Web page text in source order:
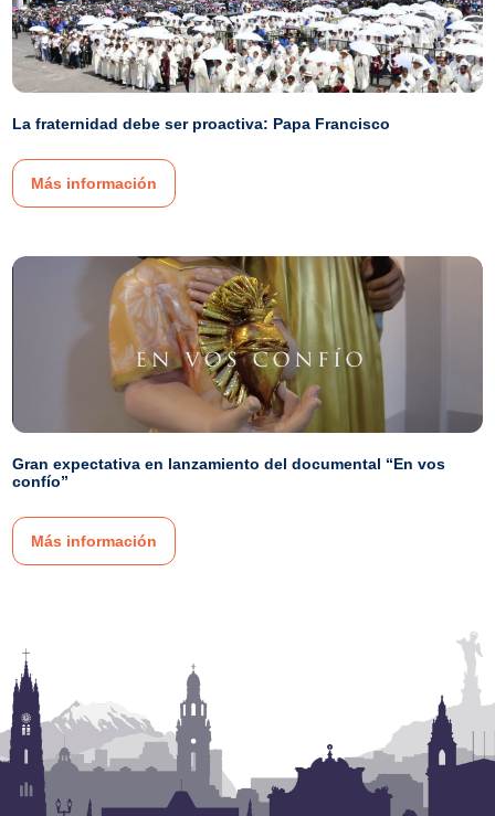
La fraternidad debe ser proactiva: Papa Francisco
Más información
Gran expectativa en lanzamiento del documental “En vos
confío”
Más información